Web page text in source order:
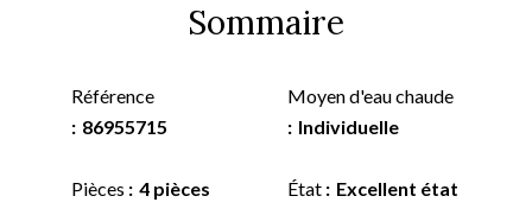
Sommaire
Référence
86955715
Pièces 4 pièces
Moyen d'eau chaude
Individuelle
État Excellent état